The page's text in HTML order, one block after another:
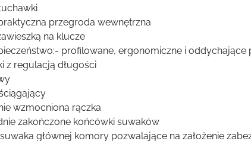
przegroda wewnętrzna
na klucze
profilowane, ergonomiczne i
z regulacją długości
wzmocniona rączka
zakończone końcówki suwaków
głównej komory pozwalające na założenie